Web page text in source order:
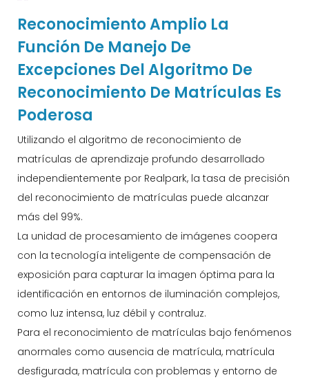
Reconocimiento Amplio La
Función De Manejo De
Excepciones Del Algoritmo De
Reconocimiento De Matrículas Es
Poderosa
Utilizando el algoritmo de reconocimiento de
matrículas de aprendizaje profundo desarrollado
independientemente por Realpark, la tasa de precisión
del reconocimiento de matrículas puede alcanzar
más del 99%.
La unidad de procesamiento de imágenes coopera
con la tecnología inteligente de compensación de
exposición para capturar la imagen óptima para la
identificación en entornos de iluminación complejos,
como luz intensa, luz débil y contraluz.
Para el reconocimiento de matrículas bajo fenómenos
anormales como ausencia de matrícula, matrícula
desfigurada, matrícula con problemas y entorno de